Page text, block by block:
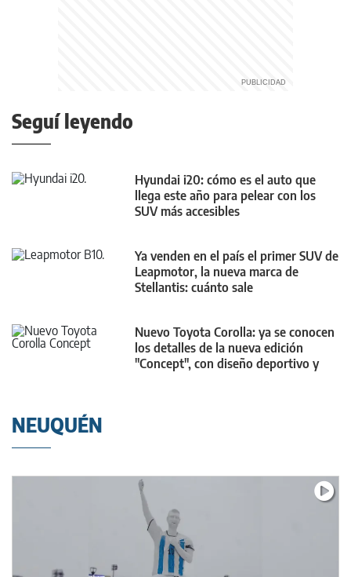
Seguí leyendo
Hyundai i20: cómo es el auto que
llega este año para pelear con los
SUV más accesibles
Ya venden en el país el primer SUV de
Leapmotor, la nueva marca de
Stellantis: cuánto sale
Nuevo Toyota Corolla: ya se conocen
los detalles de la nueva edición
"Concept", con diseño deportivo y
NEUQUÉN